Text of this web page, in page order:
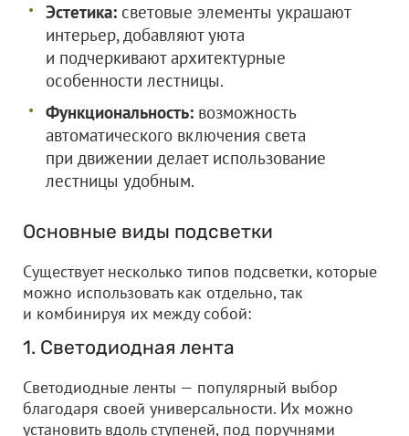
Эстетика: световые элементы украшают
интерьер, добавляют уюта
и подчеркивают архитектурные
особенности лестницы.
Функциональность: возможность
автоматического включения света
при движении делает использование
лестницы удобным.
Основные виды подсветки
Существует несколько типов подсветки, которые
можно использовать как отдельно, так
и комбинируя их между собой:
1. Светодиодная лента
Светодиодные ленты — популярный выбор
благодаря своей универсальности. Их можно
установить вдоль ступеней, под поручнями